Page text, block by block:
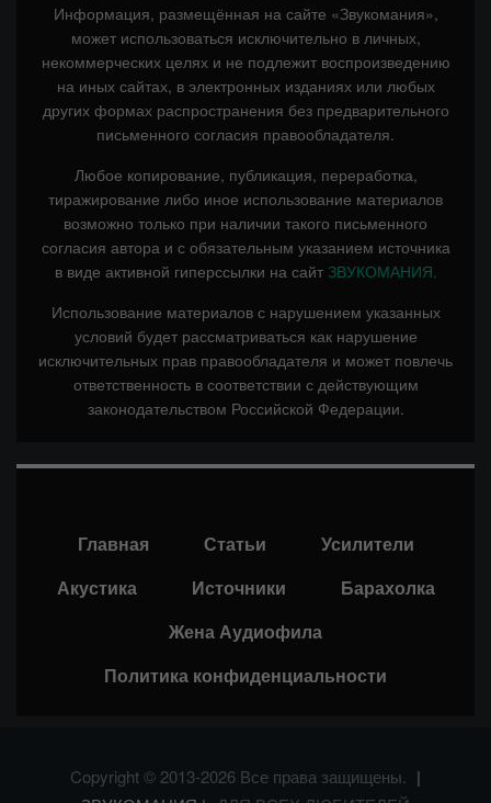
Информация, размещённая на сайте «Звукомания»,
может использоваться исключительно в личных,
некоммерческих целях и не подлежит воспроизведению
на иных сайтах, в электронных изданиях или любых
других формах распространения без предварительного
письменного согласия правообладателя.
Любое копирование, публикация, переработка,
тиражирование либо иное использование материалов
возможно только при наличии такого письменного
согласия автора и с обязательным указанием источника
в виде активной гиперссылки на сайт ЗВУКОМАНИЯ.
Использование материалов с нарушением указанных
условий будет рассматриваться как нарушение
исключительных прав правообладателя и может повлечь
ответственность в соответствии с действующим
законодательством Российской Федерации.
Главная Статьи
Усилители
Акустика
Источники
Барахолка
Жена Аудиофила
Политика конфиденциальности
Copyright © 2013-2026 Все права защищены. |